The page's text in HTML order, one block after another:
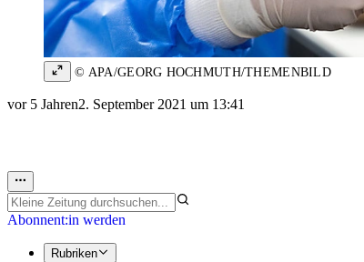
© APA/GEORG HOCHMUTH/THEMENBILD
vor 5 Jahren2. September 2021 um 13:41
Abonnent:in werden
Rubriken